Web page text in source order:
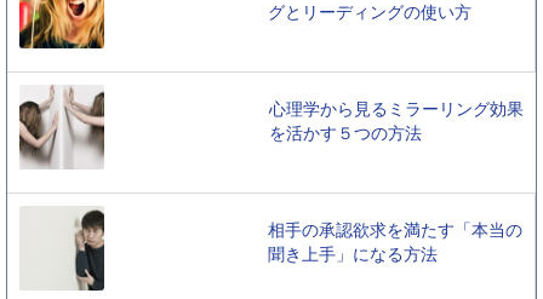
グとリーディングの使い方
心理学から見るミラーリング効果
を活かす５つの方法
相手の承認欲求を満たす「本当の
聞き上手」になる方法